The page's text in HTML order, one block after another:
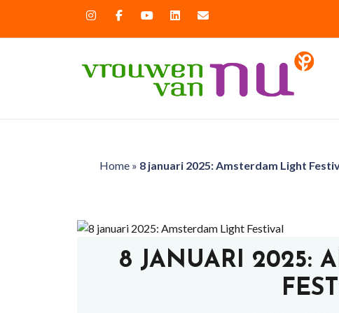
Home» 8 januari 2025: Amsterdam Light
8 JANUARI 2025: